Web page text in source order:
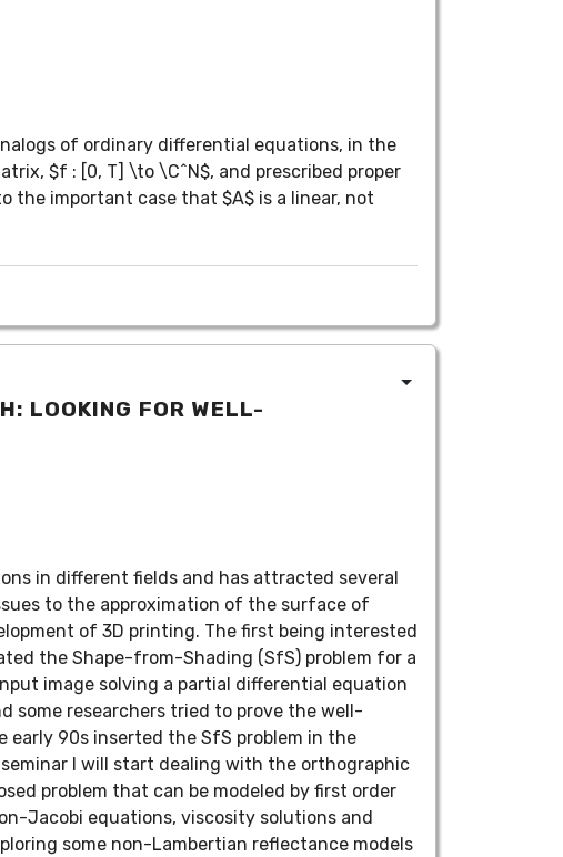
of ordinary differential equations, in the
$f : [0, T] \to \C^N$, and prescribed proper
the important case that $A$ is a linear, not
LOOKING FOR WELL-
in different fields and has attracted several
to the approximation of the surface of
of 3D printing. The first being interested
the Shape-from-Shading (SfS) problem for a
image solving a partial differential equation
some researchers tried to prove the well-
early 90s inserted the SfS problem in the
I will start dealing with the orthographic
problem that can be modeled by first order
Jacobi equations, viscosity solutions and
some non-Lambertian reflectance models